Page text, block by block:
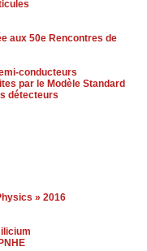
aux 50e Rencontres de
conducteurs
par le Modèle Standard
détecteurs
» 2016